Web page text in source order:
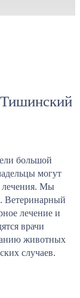
большой
могут
лечения. Мы
Ветеринарный
лечение и
врачи
животных
случаев.